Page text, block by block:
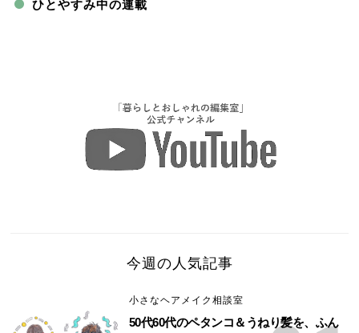
ひとやすみ中の連載
今週の人気記事
小さなヘアメイク相談室
50代60代のペタンコ＆うねり髪を、ふん